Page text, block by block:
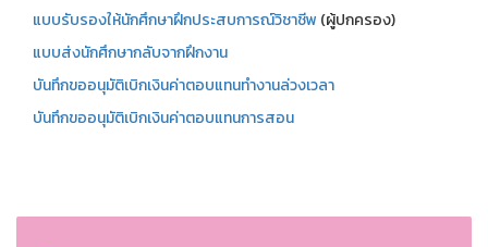
แบบรับรองให้นักศึกษาฝึกประสบการณ์วิชาชีพ (ผู้ปกครอง)
แบบส่งนักศึกษากลับจากฝึกงาน
บันทึกขออนุมัติเบิกเงินค่าตอบแทนทำงานล่วงเวลา
บันทึกขออนุมัติเบิกเงินค่าตอบแทนการสอน